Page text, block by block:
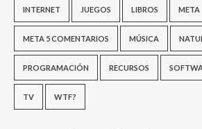
INTERNET JUEGOS LIBROS META
META 5 COMENTARIOS MÚSICA
PROGRAMACIÓN RECURSOS
TV WTF?